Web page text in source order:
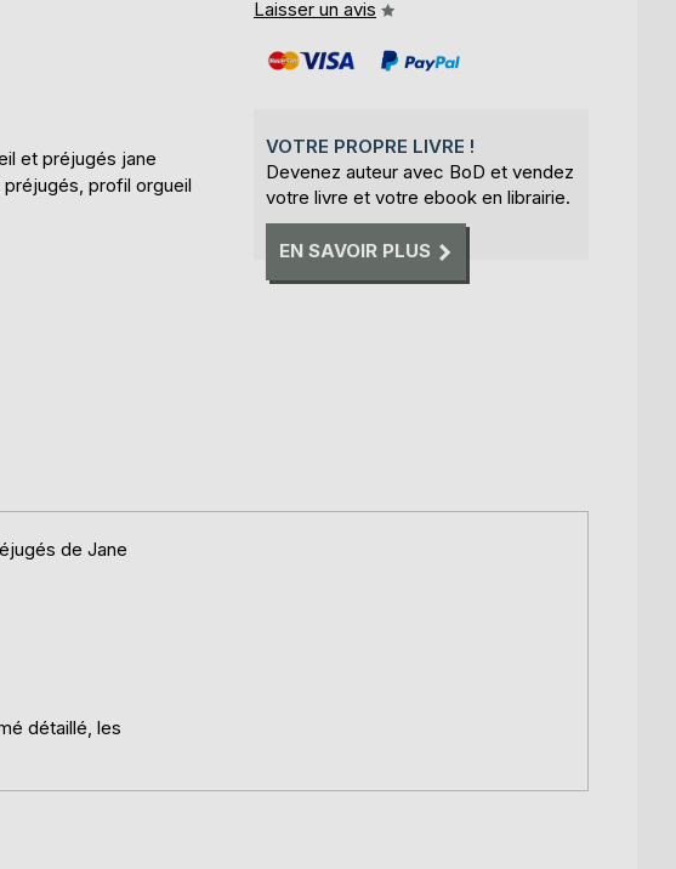
et préjugés jane
profil orgueil
Laisser un avis
VOTRE PROPRE LIVRE !
Devenez auteur avec BoD et vendez
votre livre et votre ebook en librairie.
EN SAVOIR PLUS
de Jane
détaillé, les